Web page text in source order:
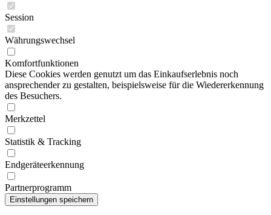
Session
Währungswechsel
Komfortfunktionen
Diese Cookies werden genutzt um das Einkaufserlebnis noch
ansprechender zu gestalten, beispielsweise für die Wiedererkennung
des Besuchers.
Merkzettel
Statistik & Tracking
Endgeräteerkennung
Partnerprogramm